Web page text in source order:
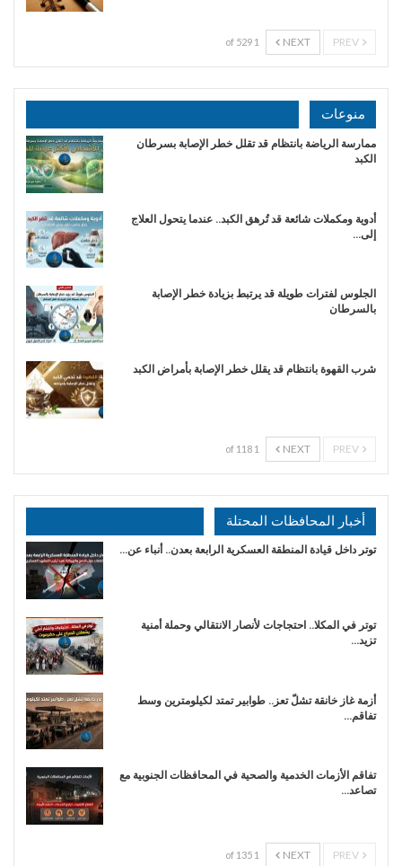
NEXT
1 of 529
منوعات
ممارسة الرياضة بانتظام قد تقلل خطر الإصابة بسرطان
الكبد
أدوية ومكملات شائعة قد تُرهق الكبد.. عندما يتحول العلاج
إلى…
الجلوس لفترات طويلة قد يرتبط بزيادة خطر الإصابة
بالسرطان
شرب القهوة بانتظام قد يقلل خطر الإصابة بأمراض الكبد
NEXT
1 of 118
أخبار المحافظات المحتلة
توتر داخل قيادة المنطقة العسكرية الرابعة بعدن.. أنباء عن…
توتر في المكلا.. احتجاجات لأنصار الانتقالي وحملة أمنية
تزيد…
أزمة غاز خانقة تشلّ تعز.. طوابير تمتد لكيلومترين وسط
تفاقم…
تفاقم الأزمات الخدمية والصحية في المحافظات الجنوبية مع
تصاعد…
NEXT
1 of 135